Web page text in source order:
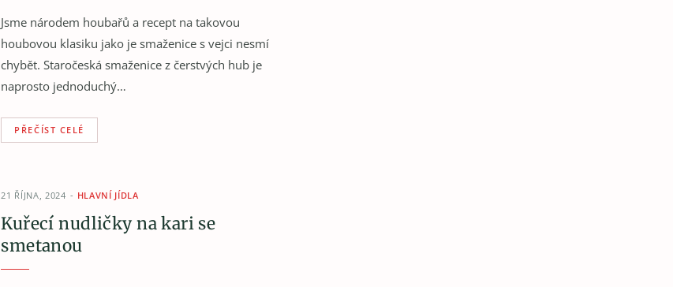
Jsme národem houbařů a recept na takovou
houbovou klasiku jako je smaženice s vejci nesmí
chybět. Staročeská smaženice z čerstvých hub je
naprosto jednoduchý…
PŘEČÍST CELÉ
21 ŘÍJNA, 2024 HLAVNÍ JÍDLA
Kuřecí nudličky na kari se
smetanou